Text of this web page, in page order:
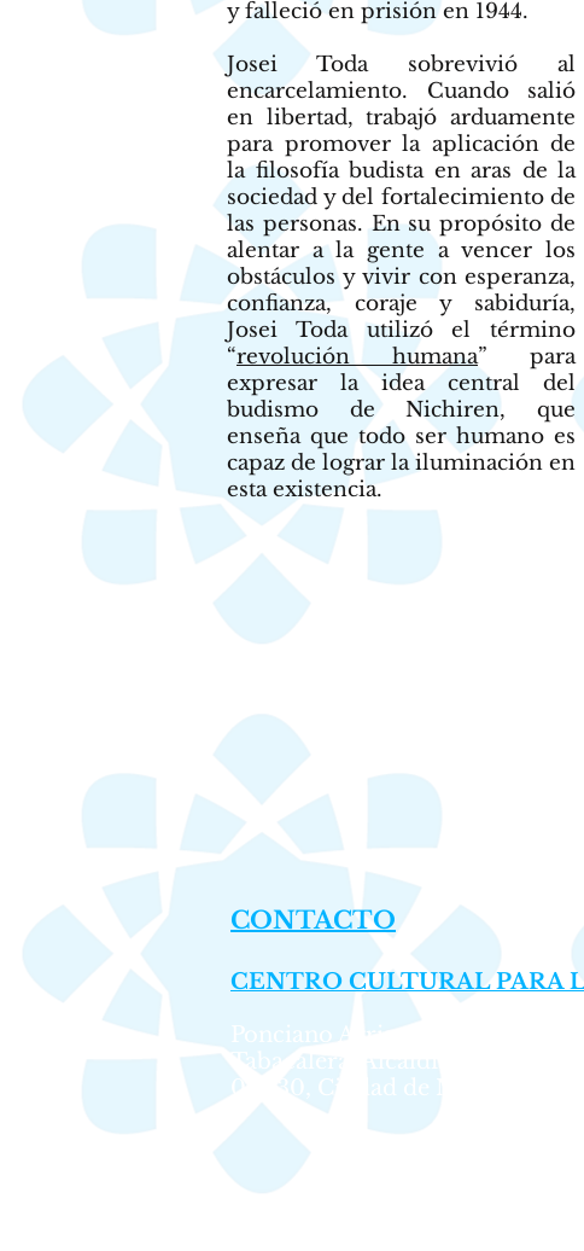
y falleció en prisión en 1944.
Josei Toda sobrevivió al
encarcelamiento. Cuando salió
en libertad, trabajó arduamente
para promover la aplicación de
la filosofía budista en aras de la
sociedad y del fortalecimiento de
las personas. En su propósito de
alentar a la gente a vencer los
obstáculos y vivir con esperanza,
confianza, coraje y sabiduría,
Josei Toda utilizó el término
“revolución humana” para
expresar la idea central del
budismo de Nichiren, que
enseña que todo ser humano es
capaz de lograr la iluminación en
esta existencia.
CONTACTO
CENTRO CULTURAL PARA
Ponciano Arriaga No. 17, Colonia
Tabacalera, Alcaldía
06030, Ciudad de México.